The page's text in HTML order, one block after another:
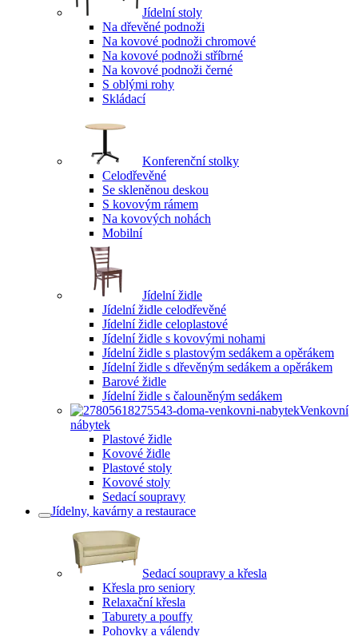
Jídelní stoly
Na dřevěné podnoži
Na kovové podnoži chromové
Na kovové podnoži stříbrné
Na kovové podnoži černé
S oblými rohy
Skládací
Konferenční stolky
Celodřevěné
Se skleněnou deskou
S kovovým rámem
Na kovových nohách
Mobilní
Jídelní židle
Jídelní židle celodřevěné
Jídelní židle celoplastové
Jídelní židle s kovovými nohami
Jídelní židle s plastovým sedákem a opěrákem
Jídelní židle s dřevěným sedákem a opěrákem
Barové židle
Jídelní židle s čalouněným sedákem
Venkovní
nábytek
Plastové židle
Kovové židle
Plastové stoly
Kovové stoly
Sedací soupravy
Jídelny, kavárny a restaurace
Sedací soupravy a křesla
Křesla pro seniory
Relaxační křesla
Taburety a pouffy
Pohovky a válendy